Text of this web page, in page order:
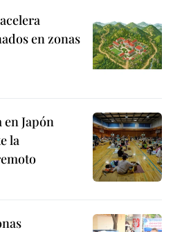
en zonas
Japón
la